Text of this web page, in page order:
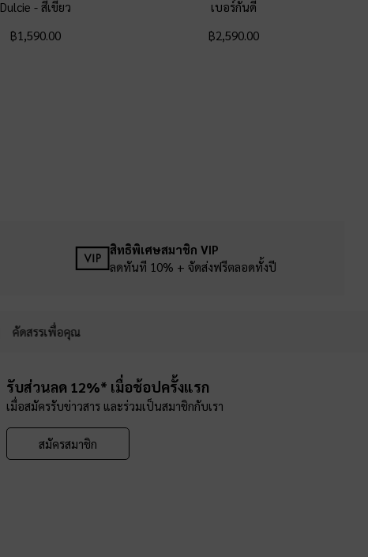
Dulcie-สีเขียว
฿1,590.00
เบอร์กันดี
฿2,590.00
สิทธิพิเศษสมาชิก VIP
ลดทันที 10% + จัดส่งฟรีตลอดทั้งปี
คัดสรรเพื่อคุณ
รับส่วนลด 12%* เมื่อช้อปครั้งแรก
เมื่อสมัครรับข่าวสาร และร่วมเป็นสมาชิกกับเรา
สมัครสมาชิก